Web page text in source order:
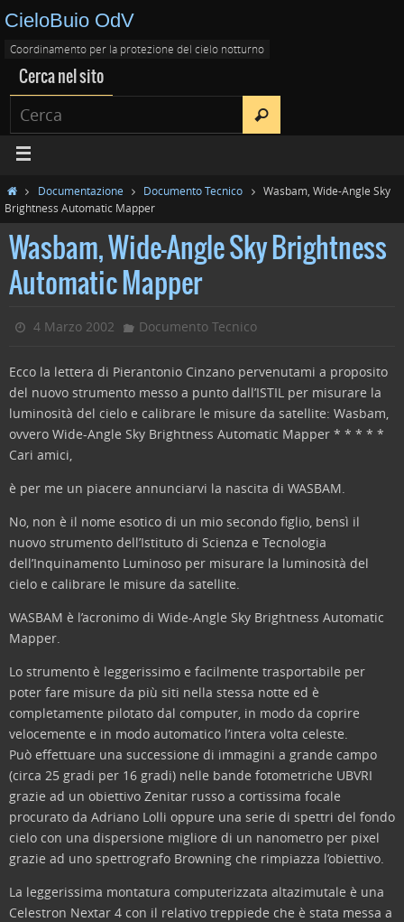
CieloBuio OdV
Coordinamento per la protezione del cielo notturno
Cerca nel sito
Documentazione Documento Tecnico
Wasbam, Wide-Angle Sky
Brightness Automatic Mapper
Wasbam, Wide-Angle Sky Brightness
Automatic Mapper
4 Marzo 2002 Documento Tecnico
Ecco la lettera di Pierantonio Cinzano pervenutami a proposito
del nuovo strumento messo a punto dall’ISTIL per misurare la
luminosità del cielo e calibrare le misure da satellite: Wasbam,
ovvero Wide-Angle Sky Brightness Automatic Mapper * * * * *
Cari amici,
è per me un piacere annunciarvi la nascita di WASBAM.
No, non è il nome esotico di un mio secondo figlio, bensì il
nuovo strumento dell’Istituto di Scienza e Tecnologia
dell’Inquinamento Luminoso per misurare la luminosità del
cielo e calibrare le misure da satellite.
WASBAM è l’acronimo di Wide-Angle Sky Brightness Automatic
Mapper.
Lo strumento è leggerissimo e facilmente trasportabile per
poter fare misure da più siti nella stessa notte ed è
completamente pilotato dal computer, in modo da coprire
velocemente e in modo automatico l’intera volta celeste.
Può effettuare una successione di immagini a grande campo
(circa 25 gradi per 16 gradi) nelle bande fotometriche UBVRI
grazie ad un obiettivo Zenitar russo a cortissima focale
procurato da Adriano Lolli oppure una serie di spettri del fondo
cielo con una dispersione migliore di un nanometro per pixel
grazie ad uno spettrografo Browning che rimpiazza l’obiettivo.
La leggerissima montatura computerizzata altazimutale è una
Celestron Nextar 4 con il relativo treppiede che è stata messa a